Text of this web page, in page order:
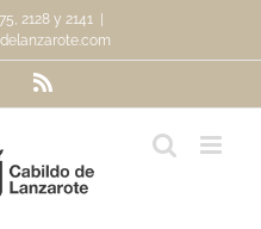
2128 y 2141
Rss